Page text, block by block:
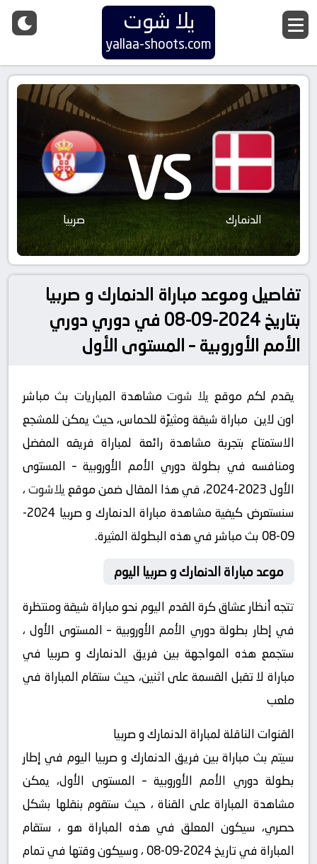
يلا شوت
yallaa-shoots.com
الدنمارك VS صربيا
تفاصيل وموعد مباراة الدنمارك و صربيا
بتاريخ 2024-09-08 في دوري دوري
الأمم الأوروبية – المستوى الأول
يقدم لكم موقع يلا شوت مشاهدة المباريات بث مباشر
اون لاين مباراة شيقة ومثيرًة للحماس، حيث يمكن للمشجع
الاستمتاع بتجربة مشاهدة رائعة لمباراة فريقه المفضل
ومنافسه في بطولة دوري الأمم الأوروبية – المستوى
الأول 2023-2024، في هذا المقال ضمن موقع
يلاشوت،
سنستعرض كيفية مشاهدة مباراة الدنمارك و صربيا 2024-
09-08 بث مباشر في هذه البطولة المثيرة.
موعد مباراة الدنمارك و صربيا اليوم
تتجه أنظار عشاق كرة القدم اليوم نحو مباراة شيقة ومنتظرة
في إطار بطولة دوري الأمم الأوروبية – المستوى الأول ،
ستجمع هذه المواجهة بين فريق الدنمارك و صربيا في
مباراة لا تقبل القسمة على اثنين، حيث ستقام المباراة في
ملعب
القنوات الناقلة لمباراة الدنمارك و صربيا
سيتم بث مباراة بين فريق الدنمارك و صربيا اليوم في إطار
بطولة دوري الأمم الأوروبية – المستوى الأول، يمكن
مشاهدة المباراة على القناة ، حيث ستقوم بنقلها بشكل
حصري، سيكون المعلق في هذه المباراة هو ، ستقام
المباراة في تاريخ 2024-09-08 ، وسيكون وقتها في تمام